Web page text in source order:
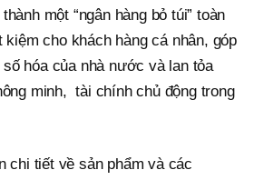
một “ngân hàng bỏ túi” toàn
kiệm cho khách hàng cá nhân, góp
hóa của nhà nước và lan tỏa
minh, tài chính chủ động trong
chi tiết về sản phẩm và các